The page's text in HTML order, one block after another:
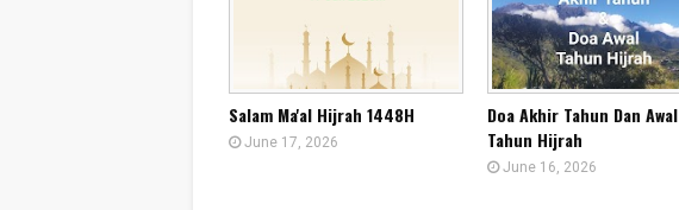
Salam Ma'al Hijrah 1448H
June 17, 2026
Doa Akhir Tahun Dan Awal
Tahun Hijrah
June 16, 2026